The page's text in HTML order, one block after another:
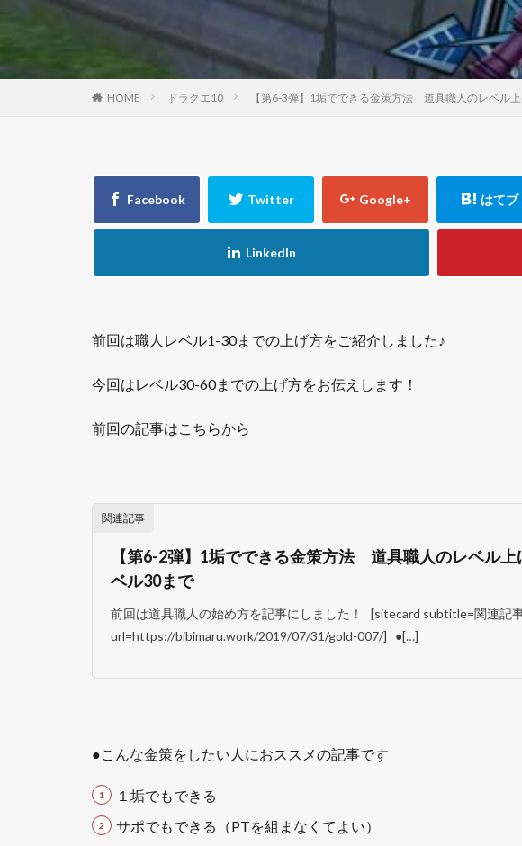
HOME ドラクエ10 【第6-3弾】1垢でできる金策方法 道具職人のレベル
前回は職人レベル1-30までの上げ方をご紹介しました♪
今回はレベル30-60までの上げ方をお伝えします！
前回の記事はこちらから
関連記事
【第6-2弾】1垢でできる金策方法 道具職人のレベル上
ベル30まで
前回は道具職人の始め方を記事にしました！ [sitecard subtitle=関連記
url=https://bibimaru.work/2019/07/31/gold-007/] ●[…]
●こんな金策をしたい人におススメの記事です
１垢でもできる
サポでもできる（PTを組まなくてよい）